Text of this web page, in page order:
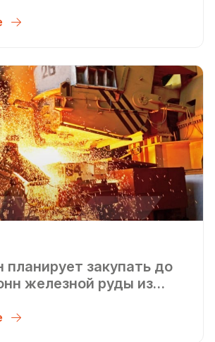
планирует закупать до
железной руды из